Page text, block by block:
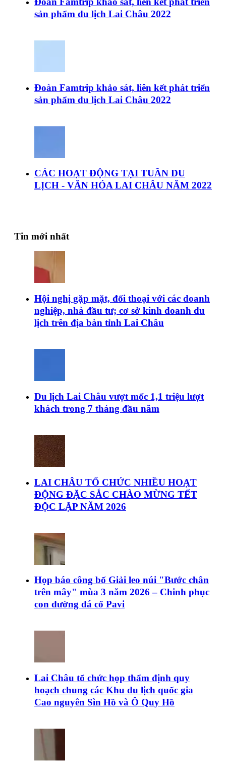
sản phẩm du lịch Lai Châu 2022
Đoàn Famtrip khảo sát, liên kết phát triển
sản phẩm du lịch Lai Châu 2022
CÁC HOẠT ĐỘNG TẠI TUẦN DU
LỊCH - VĂN HÓA LAI CHÂU NĂM 2022
Tin mới nhất
Hội nghị gặp mặt, đối thoại với các doanh
nghiệp, nhà đầu tư; cơ sở kinh doanh du
lịch trên địa bàn tỉnh Lai Châu
Du lịch Lai Châu vượt mốc 1,1 triệu lượt
khách trong 7 tháng đầu năm
LAI CHÂU TỔ CHỨC NHIỀU HOẠT
ĐỘNG ĐẶC SẮC CHÀO MỪNG TẾT
ĐỘC LẬP NĂM 2026
Họp báo công bố Giải leo núi "Bước chân
trên mây" mùa 3 năm 2026 – Chinh phục
con đường đá cổ Pavi
Lai Châu tổ chức họp thẩm định quy
hoạch chung các Khu du lịch quốc gia
Cao nguyên Sìn Hồ và Ô Quy Hồ